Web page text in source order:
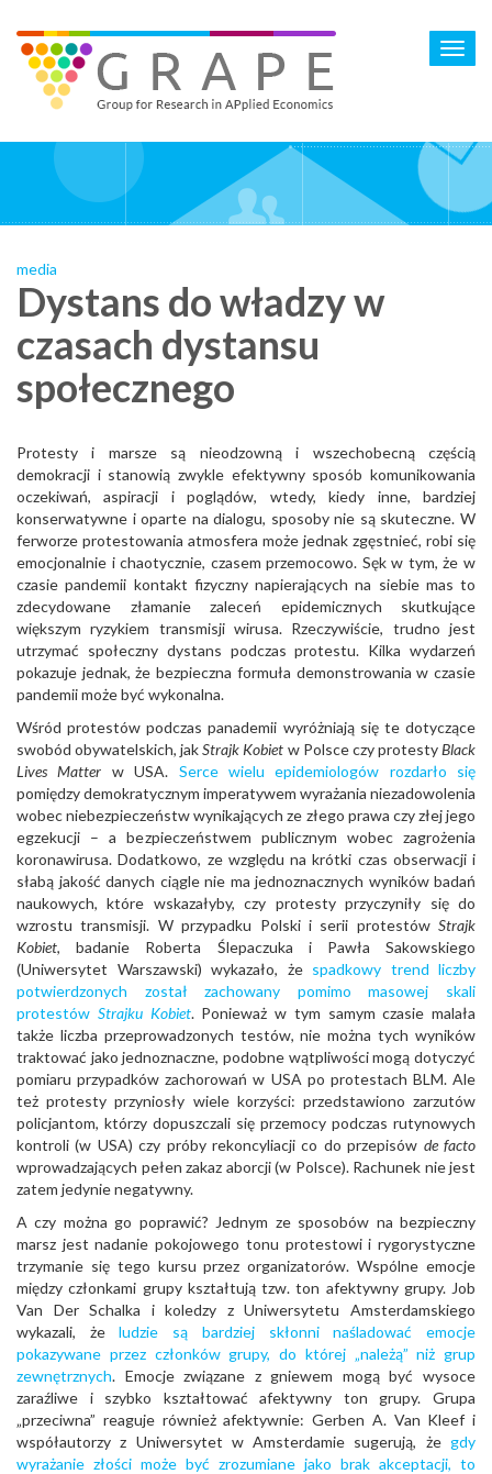
main
content
media
Dystans do władzy w
czasach dystansu
społecznego
Protesty i marsze są nieodzowną i wszechobecną częścią
demokracji i stanowią zwykle efektywny sposób komunikowania
oczekiwań, aspiracji i poglądów, wtedy, kiedy inne, bardziej
konserwatywne i oparte na dialogu, sposoby nie są skuteczne. W
ferworze protestowania atmosfera może jednak zgęstnieć, robi się
emocjonalnie i chaotycznie, czasem przemocowo. Sęk w tym, że w
czasie pandemii kontakt fizyczny napierających na siebie mas to
zdecydowane złamanie zaleceń epidemicznych skutkujące
większym ryzykiem transmisji wirusa. Rzeczywiście, trudno jest
utrzymać społeczny dystans podczas protestu. Kilka wydarzeń
pokazuje jednak, że bezpieczna formuła demonstrowania w czasie
pandemii może być wykonalna.
Wśród protestów podczas panademii wyróżniają się te dotyczące
swobód obywatelskich, jakStrajk Kobiet w Polsce czy protestyBlack
Lives Matter w USA. Serce wielu epidemiologów rozdarło się
pomiędzy demokratycznym imperatywem wyrażania niezadowolenia
wobec niebezpieczeństw wynikających ze złego prawa czy złej jego
egzekucji – a bezpieczeństwem publicznym wobec zagrożenia
koronawirusa. Dodatkowo, ze względu na krótki czas obserwacji i
słabą jakość danych ciągle nie ma jednoznacznych wyników badań
naukowych, które wskazałyby, czy protesty przyczyniły się do
wzrostu transmisji. W przypadku Polski i serii protestów Strajk
Kobiet, badanie Roberta Ślepaczuka i Pawła Sakowskiego
(Uniwersytet Warszawski) wykazało, że spadkowy trend liczby
potwierdzonych został zachowany pomimo masowej skali
protestów Strajku Kobiet. Ponieważ w tym samym czasie malała
także liczba przeprowadzonych testów, nie można tych wyników
traktować jako jednoznaczne, podobne wątpliwości mogą dotyczyć
pomiaru przypadków zachorowań w USA po protestach BLM. Ale
też protesty przyniosły wiele korzyści: przedstawiono zarzutów
policjantom, którzy dopuszczali się przemocy podczas rutynowych
kontroli (w USA) czy próby rekoncyliacji co do przepisów de facto
wprowadzających pełen zakaz aborcji (w Polsce). Rachunek nie jest
zatem jedynie negatywny.
A czy można go poprawić? Jednym ze sposobów na bezpieczny
marsz jest nadanie pokojowego tonu protestowi i rygorystyczne
trzymanie się tego kursu przez organizatorów. Wspólne emocje
między członkami grupy kształtują tzw. ton afektywny grupy. Job
Van Der Schalka i koledzy z Uniwersytetu Amsterdamskiego
wykazali, żeludzie są bardziej skłonni naśladować emocje
pokazywane przez członków grupy, do której „należą” niż grup
zewnętrznych. Emocje związane z gniewem mogą być wysoce
zaraźliwe i szybko kształtować afektywny ton grupy. Grupa
„przeciwna” reaguje również afektywnie: Gerben A. Van Kleef i
współautorzy z Uniwersytet w Amsterdamie sugerują, że gdy
wyrażanie złości może być zrozumiane jako brak akceptacji, to